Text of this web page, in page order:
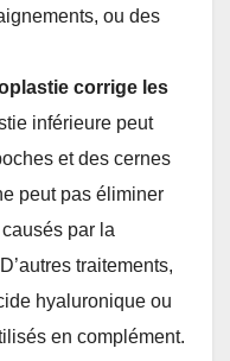
ou des
corrige les
inférieure peut
et des cernes
peut pas éliminer
par la
traitements,
hyaluronique ou
en complément.